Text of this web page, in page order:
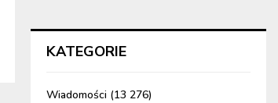
KATEGORIE
Wiadomości (13 276)